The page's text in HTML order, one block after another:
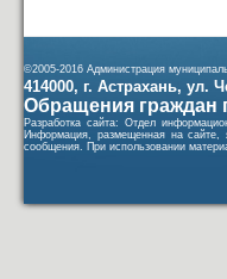
©2005-2016 Администрация
414000, г. Астрахань, ул.
Обращения граждан
Разработка сайта: Отдел
Информация, размещенная на сайте,
сообщения. При использовании